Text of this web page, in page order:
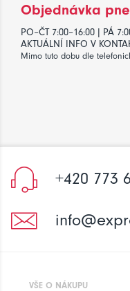
Objednávka
PO–ČT 7:00–16:00 | PÁ
AKTUÁLNÍ INFO V
Mimo tuto dobu dle
+420 773
VŠE O NÁKUPU